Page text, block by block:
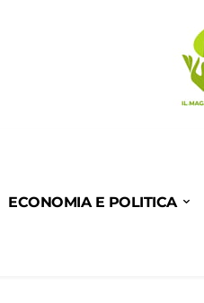
ECONOMIA E POLITICA